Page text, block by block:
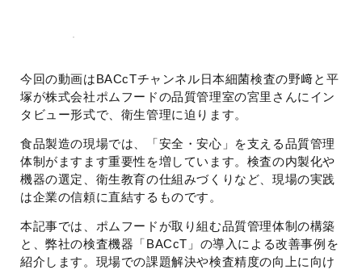
今回の動画はBACcTチャンネル日本細菌検査の野﨑と平
塚が株式会社ポムフードの品質管理室の宮里さんにイン
タビュー形式で、衛生管理に迫ります。
食品製造の現場では、「安全・安心」を支える品質管理
体制がますます重要性を増しています。検査の内製化や
機器の選定、衛生教育の仕組みづくりなど、現場の実践
は企業の信頼に直結するものです。
本記事では、ポムフードが取り組む品質管理体制の構築
と、弊社の検査機器「BACcT」の導入による改善事例を
紹介します。現場での課題解決や検査精度の向上に向け